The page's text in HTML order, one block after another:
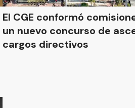
El CGE conformó
un nuevo concurso de ascenso a
cargos directivos